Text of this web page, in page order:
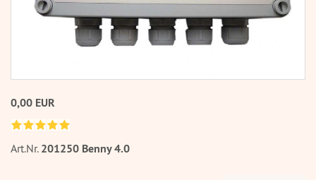
0,00 EUR
Art.Nr. 201250 Benny 4.0